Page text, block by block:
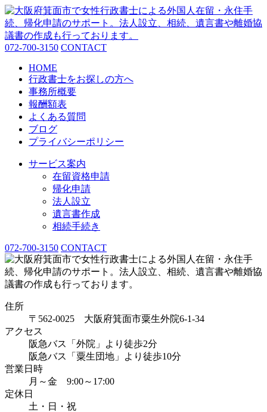
072-700-3150 CONTACT
HOME
行政書士をお探しの方へ
事務所概要
報酬額表
よくある質問
ブログ
プライバシーポリシー
サービス案内
在留資格申請
帰化申請
法人設立
遺言書作成
相続手続き
072-700-3150 CONTACT
住所
〒562-0025 大阪府箕面市粟生外院6-1-34
アクセス
阪急バス「外院」より徒歩2分
阪急バス「粟生団地」より徒歩10分
営業日時
月～金 9:00～17:00
定休日
土・日・祝